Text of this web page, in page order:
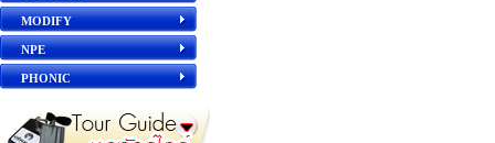
MODIFY
NPE
PHONIC